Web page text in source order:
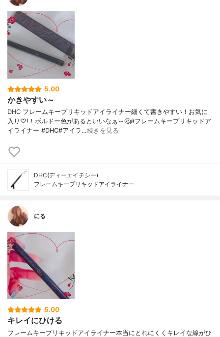
5.00
かきやすい～
DHC フレームキープリキッドアイライナー細くて書きやすい！お気に
入り♡!！ボルドー色があるといいなぁ～🤔#フレームキープリキッドア
イライナー #DHC#アイラ…続きを見る
DHC(ディーエイチシー)
フレームキープリキッドアイライナー
にる
5.00
キレイにひける
フレームキープリキッドアイライナー本当にとれにくくキレイな線がひ